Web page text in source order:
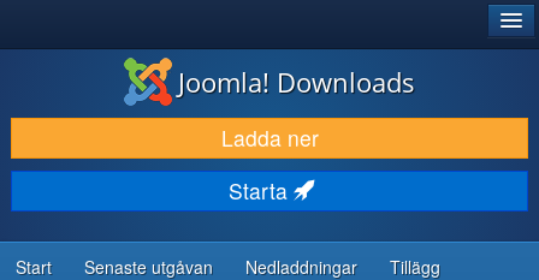
LADDA NER & UTÖKA
UPPTÄCK & LÄR
GEMENSKAP & SUPPORT
RESURSER FÖR UTVECKLARE
Joomla! Downloads
Ladda ner
Starta
Start Senaste utgåvan Nedladdningar Tillägg